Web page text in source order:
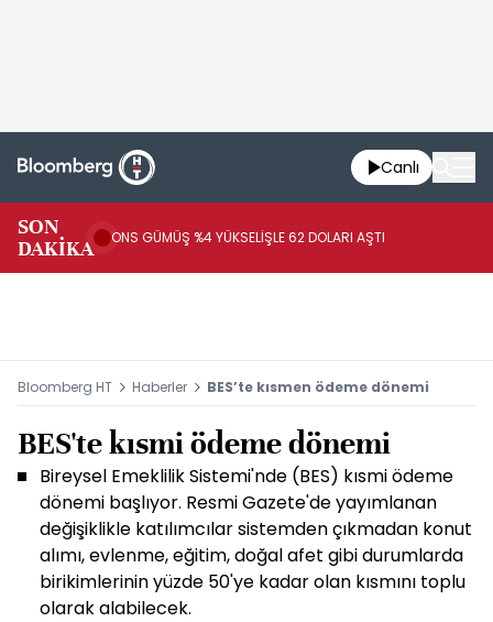
Canlı
SON
DAKİKA
ONS GÜMÜŞ %4 YÜKSELİŞLE 62 DOLARI AŞTI
Bloomberg HT Haberler BES’te kısmen ödeme dönemi
BES'te kısmi ödeme dönemi
Bireysel Emeklilik Sistemi'nde (BES) kısmi ödeme
dönemi başlıyor. Resmi Gazete'de yayımlanan
değişiklikle katılımcılar sistemden çıkmadan konut
alımı, evlenme, eğitim, doğal afet gibi durumlarda
birikimlerinin yüzde 50'ye kadar olan kısmını toplu
olarak alabilecek.